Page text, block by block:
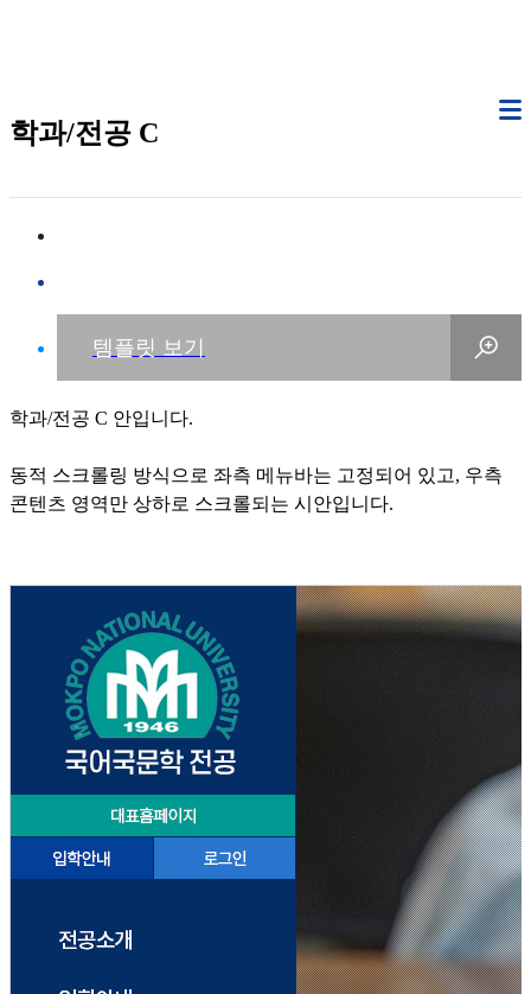
학과/전공 C
학과/전공 C 안입니다.
동적 스크롤링 방식으로 좌측 메뉴바는 고정되어 있고, 우측
콘텐츠 영역만 상하로 스크롤되는 시안입니다.